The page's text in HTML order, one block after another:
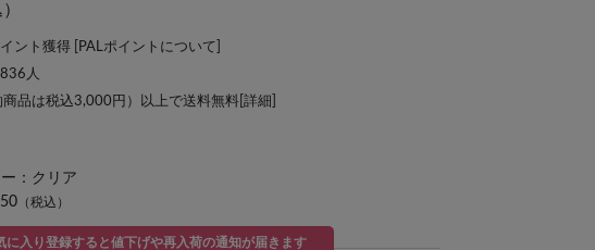
ント獲得 [ PALポイントについて
836 人
品は税込3,000円）以上で送料無料[ 詳細
：クリア
（税込）
に入り登録すると値下げや再入荷の通知が届きます